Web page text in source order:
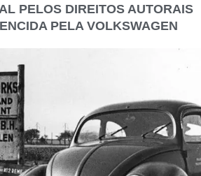
PELOS DIREITOS AUTORAIS
PELA VOLKSWAGEN